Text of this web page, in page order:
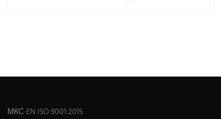
МКС EN ISO 9001:2015